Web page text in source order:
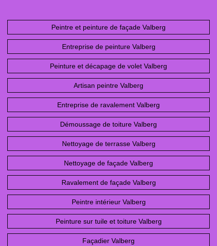
Peintre et peinture de façade Valberg
Entreprise de peinture Valberg
Peinture et décapage de volet Valberg
Artisan peintre Valberg
Entreprise de ravalement Valberg
Démoussage de toiture Valberg
Nettoyage de terrasse Valberg
Nettoyage de façade Valberg
Ravalement de façade Valberg
Peintre intérieur Valberg
Peinture sur tuile et toiture Valberg
Façadier Valberg